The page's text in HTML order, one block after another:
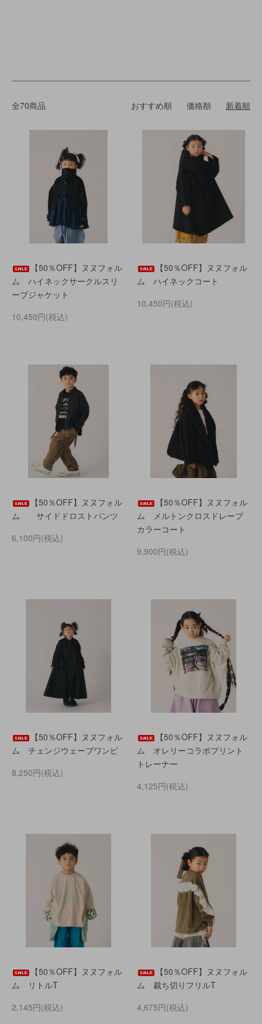
全70商品 おすすめ順 価格順 新着順
【50％OFF】ヌヌフォル
ム ハイネックサークルスリ
ーブジャケット
10,450円(税込)
【50％OFF】ヌヌフォル
ム ハイネックコート
10,450円(税込)
【50％OFF】ヌヌフォル
ム サイドドロストパンツ
6,100円(税込)
【50％OFF】ヌヌフォル
ム メルトンクロスドレープ
カラーコート
9,900円(税込)
【50％OFF】ヌヌフォル
ム チェンジウェーブワンピ
8,250円(税込)
【50％OFF】ヌヌフォル
ム オレリーコラボプリント
トレーナー
4,125円(税込)
【50％OFF】ヌヌフォル
ム リトルT
2,145円(税込)
【50％OFF】ヌヌフォル
ム 裁ち切りフリルT
4,675円(税込)